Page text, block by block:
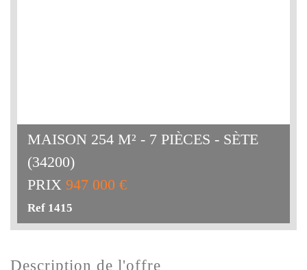
MAISON 254 M² - 7 PIÈCES - SÈTE
(34200)
PRIX 947 000 €
Ref 1415
description de l'offre